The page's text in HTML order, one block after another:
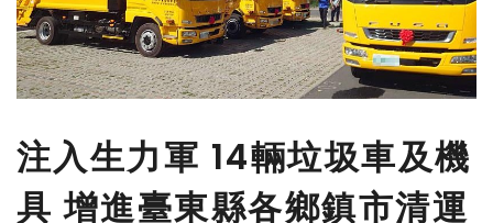
注入生力軍 14輛垃圾車及機
具 增進臺東縣各鄉鎮市清運